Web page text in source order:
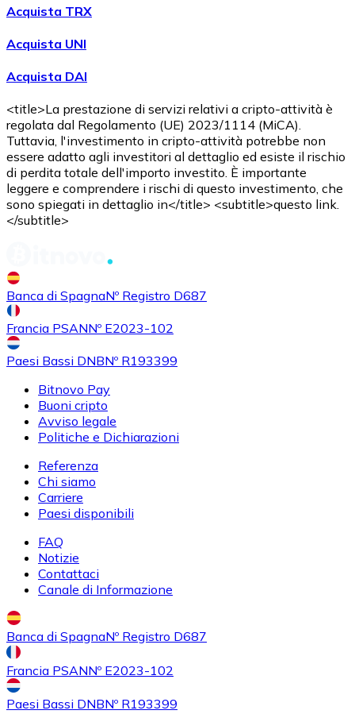
Acquista criptovalute in contanti e altri mezzi di
Acquista con contanti
Bonifico SEPA
Acquista con bonifico bancario
Carta di credito / debito
Usa le carte Visa e Mastercard per acquistare
Acquista con carta
Acquista gift card dei tuoi marchi preferiti con
Vai al negozio di carte regalo
Acquista TRX
Acquista UNI
Acquista DAI
<title>La prestazione di servizi relativi a cripto-attività è
regolata dal Regolamento (UE) 2023/1114 (MiCA).
Tuttavia, l'investimento in cripto-attività potrebbe non
essere adatto agli investitori al dettaglio ed esiste il rischio
di perdita totale dell'importo investito. È importante
leggere e comprendere i rischi di questo investimento, che
sono spiegati in dettaglio in</title> <subtitle>questo link.
</subtitle>
Banca di SpagnaNº Registro D687
Francia PSANNº E2023-102
Paesi Bassi DNBNº R193399
Bitnovo Pay
Buoni cripto
Avviso legale
Politiche e Dichiarazioni
Referenza
Chi siamo
Carriere
Paesi disponibili
FAQ
Notizie
Contattaci
Canale di Informazione
Banca di SpagnaNº Registro D687
Francia PSANNº E2023-102
Paesi Bassi DNBNº R193399